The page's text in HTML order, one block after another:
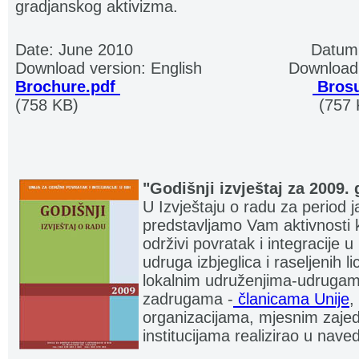
gradjanskog aktivizma.
Date: June 2010
Download version: English
Brochure.pdf
(758 KB)
(757
"Godišnji izvještaj za 2009.
U Izvještaju o radu za period
predstavljamo Vam aktivnosti
održivi povratak i integracije
udruga izbjeglica i raseljenih
lokalnim udruženjima-
zadrugama - članicama Unije,
organizacijama, mjesnim
institucijama realizirao u